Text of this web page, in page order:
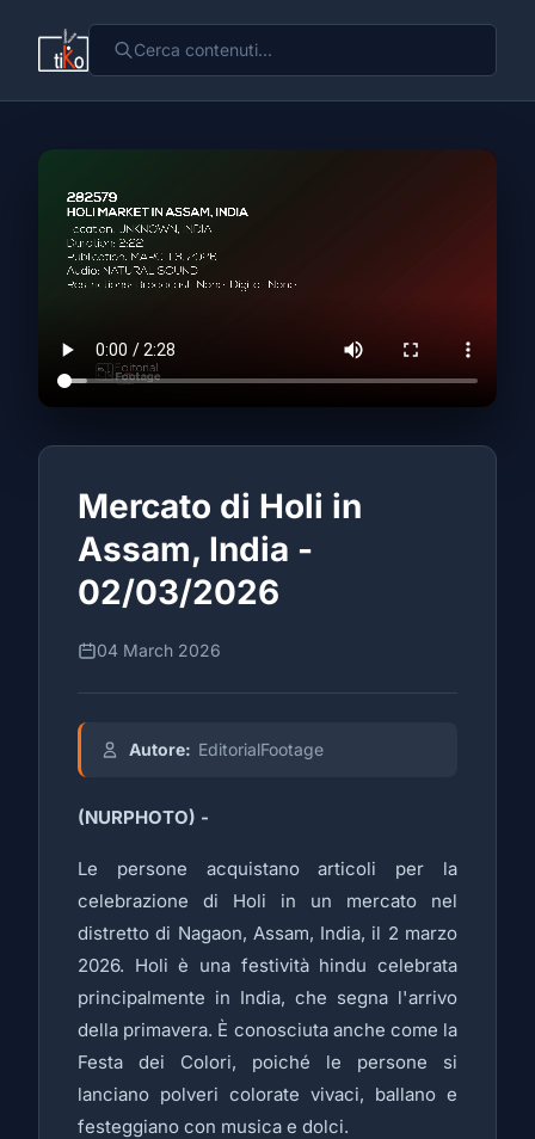
Mercato di Holi in
Assam, India -
02/03/2026
04 March 2026
Autore: EditorialFootage
(NURPHOTO) -
Le persone acquistano articoli per la
celebrazione di Holi in un mercato nel
distretto di Nagaon, Assam, India, il 2 marzo
2026. Holi è una festività hindu celebrata
principalmente in India, che segna l'arrivo
della primavera. È conosciuta anche come la
Festa dei Colori, poiché le persone si
lanciano polveri colorate vivaci, ballano e
festeggiano con musica e dolci.